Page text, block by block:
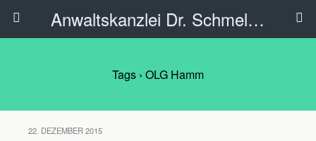
Anwaltskanzlei Dr. Schmelzer - Ahlen
Tags › OLG Hamm
22. DEZEMBER 2015